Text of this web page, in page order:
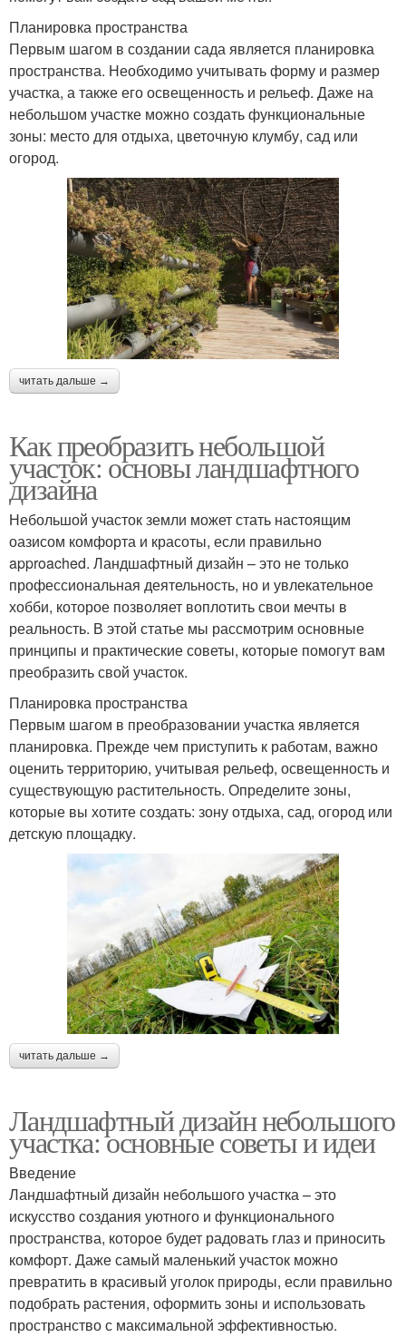
Планировка пространства
Первым шагом в создании сада является планировка
пространства. Необходимо учитывать форму и размер
участка, а также его освещенность и рельеф. Даже на
небольшом участке можно создать функциональные
зоны: место для отдыха, цветочную клумбу, сад или
огород.
читать дальше →
Как преобразить небольшой
участок: основы ландшафтного
дизайна
Небольшой участок земли может стать настоящим
оазисом комфорта и красоты, если правильно
approached. Ландшафтный дизайн – это не только
профессиональная деятельность, но и увлекательное
хобби, которое позволяет воплотить свои мечты в
реальность. В этой статье мы рассмотрим основные
принципы и практические советы, которые помогут вам
преобразить свой участок.
Планировка пространства
Первым шагом в преобразовании участка является
планировка. Прежде чем приступить к работам, важно
оценить территорию, учитывая рельеф, освещенность и
существующую растительность. Определите зоны,
которые вы хотите создать: зону отдыха, сад, огород или
детскую площадку.
читать дальше →
Ландшафтный дизайн небольшого
участка: основные советы и идеи
Введение
Ландшафтный дизайн небольшого участка – это
искусство создания уютного и функционального
пространства, которое будет радовать глаз и приносить
комфорт. Даже самый маленький участок можно
превратить в красивый уголок природы, если правильно
подобрать растения, оформить зоны и использовать
пространство с максимальной эффективностью.